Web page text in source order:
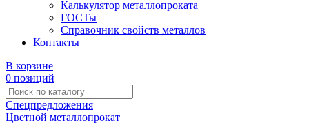
Калькулятор металлопроката
ГОСТы
Справочник свойств металлов
Контакты
В корзине
0 позиций
Спецпредложения
Цветной металлопрокат